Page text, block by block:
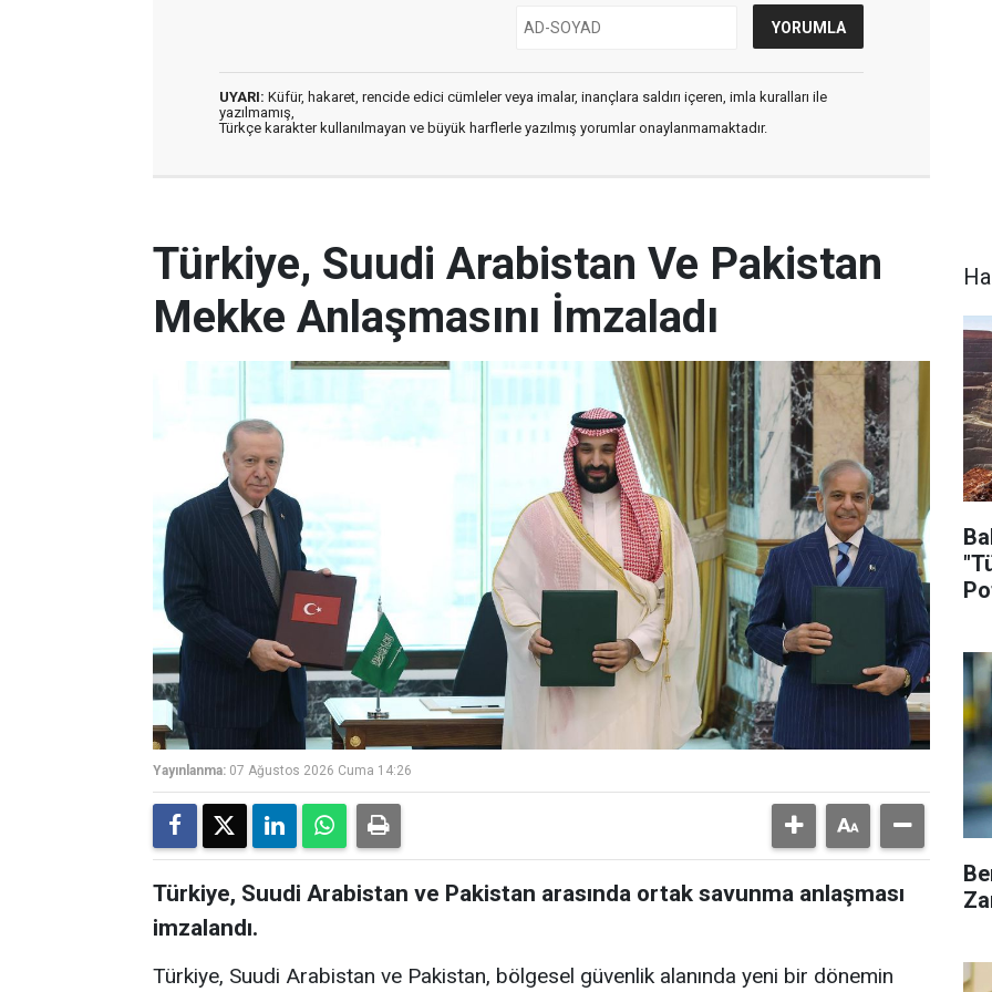
UYARI: Küfür, hakaret, rencide edici cümleler veya imalar, inançlara saldırı içeren, imla kuralları ile
yazılmamış,
Türkçe karakter kullanılmayan ve büyük harflerle yazılmış yorumlar onaylanmamaktadır.
Türkiye, Suudi Arabistan Ve Pakistan
Mekke Anlaşmasını İmzaladı
Yayınlanma: 07 Ağustos 2026 Cuma 14:26
Türkiye, Suudi Arabistan ve Pakistan arasında ortak savunma anlaşması
imzalandı.
Türkiye, Suudi Arabistan ve Pakistan, bölgesel güvenlik alanında yeni bir dönemin